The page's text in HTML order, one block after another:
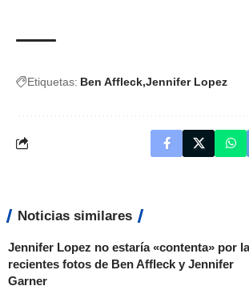
Etiquetas: Ben Affleck Jennifer Lopez
Noticias similares
Jennifer Lopez no estaría «contenta» por
recientes fotos de Ben Affleck y Jennifer
Garner